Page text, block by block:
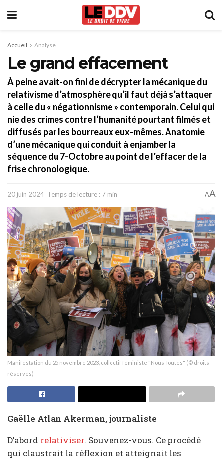
Accueil Analyse
Le grand effacement
À peine avait-on fini de décrypter la mécanique du
relativisme d’atmosphère qu’il faut déjà s’attaquer
à celle du « négationnisme » contemporain. Celui qui
nie des crimes contre l‘humanité pourtant filmés et
diffusés par les bourreaux eux-mêmes. Anatomie
d’une mécanique qui conduit à enjamber la
séquence du 7-Octobre au point de l’effacer de la
frise chronologique.
20 juin 2024 Temps de lecture : 7 min AA
Manifestation du 25 novembre 2023, collectif féministe "Nous Toutes" (© droits
réservés)
Gaëlle Atlan Akerman, journaliste
D’abord relativiser. Souvenez-vous. Ce procédé
qui claustrait la réflexion et atteignait les